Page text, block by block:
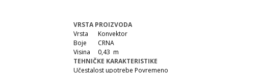
VRSTA PROIZVODA
Vrsta
Konvektor
Boje
CRNA
Visina
0,43 m
TEHNIČKE KARAKTERISTIKE
Učestalost upotrebe Povremeno